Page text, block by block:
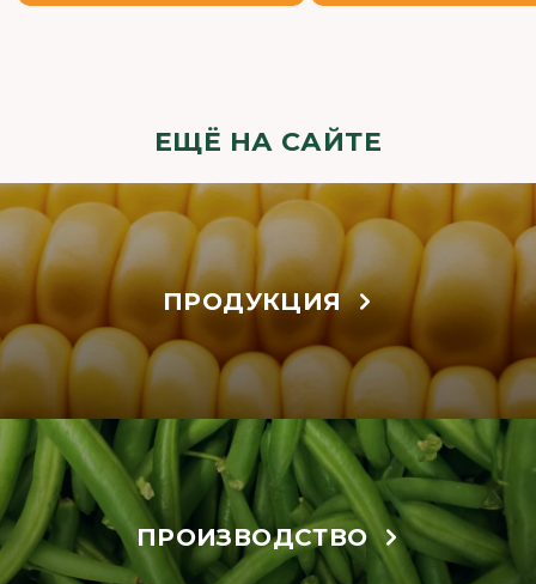
ЕЩЁ НА САЙТЕ
ПРОДУКЦИЯ
ПРОИЗВОДСТВО